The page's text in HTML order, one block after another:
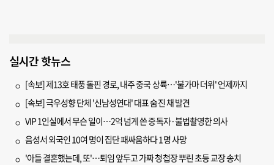
실시간 핫뉴스
[속보] 제13호 태풍 돌핀 경로, 내주 중국 상륙…'불가마 더위' 언제까지
[속보] 극우성향 단체 '신남성연대' 대표 숨진 채 발견
VIP 1인실에서 무슨 일이…2억 넘게 쓴 중독자·불법촬영한 의사
음성서 외국인 10여 명이 집단 패싸움하다 1명 사망
'아들 결혼했는데, 또'…퇴임 앞두고 가짜 청첩장 뿌린 초등 교장 송치